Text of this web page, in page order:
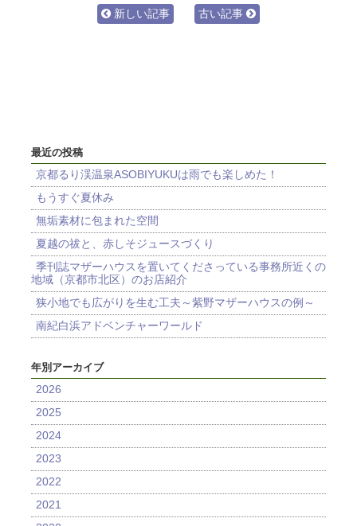
新しい記事 古い記事
最近の投稿
京都るり渓温泉ASOBIYUKUは雨でも楽しめた！
もうすぐ夏休み
無垢素材に包まれた空間
夏越の祓と、赤しそジュースづくり
季刊誌マザーハウスを置いてくださっている事務所近くの
地域（京都市北区）のお店紹介
狭小地でも広がりを生む工夫～紫野マザーハウスの例～
南紀白浜アドベンチャーワールド
年別アーカイブ
2026
2025
2024
2023
2022
2021